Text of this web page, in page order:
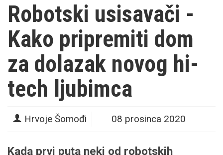
Robotski usisavači -
Kako pripremiti dom
za dolazak novog hi-
tech ljubimca
Hrvoje Šomođi 08 prosinca 2020
Kada prvi puta neki od robotskih